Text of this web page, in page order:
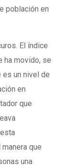
población en
El índice
ha movido, se
es un nivel de
en
que
que
una